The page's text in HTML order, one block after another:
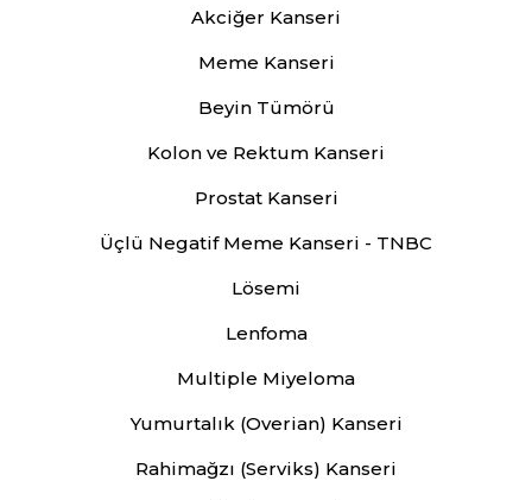
Akciğer Kanseri
Meme Kanseri
Beyin Tümörü
Kolon ve Rektum Kanseri
Prostat Kanseri
Üçlü Negatif Meme Kanseri - TNBC
Lösemi
Lenfoma
Multiple Miyeloma
Yumurtalık (Overian) Kanseri
Rahimağzı (Serviks) Kanseri